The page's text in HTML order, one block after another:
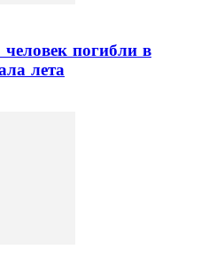
погибли в
лета